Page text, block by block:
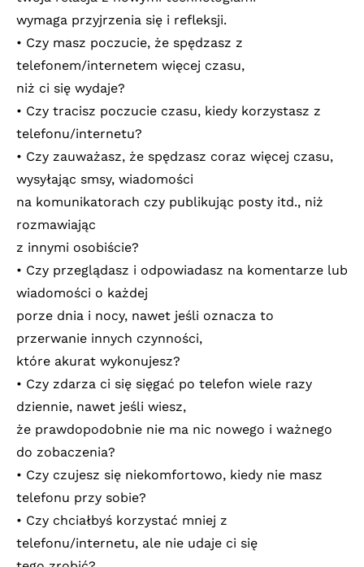
wymaga przyjrzenia się i refleksji.
• Czy masz poczucie, że spędzasz z
telefonem/internetem więcej czasu,
niż ci się wydaje?
• Czy tracisz poczucie czasu, kiedy korzystasz z
telefonu/internetu?
• Czy zauważasz, że spędzasz coraz więcej czasu,
wysyłając smsy, wiadomości
na komunikatorach czy publikując posty itd., niż
rozmawiając
z innymi osobiście?
• Czy przeglądasz i odpowiadasz na komentarze lub
wiadomości o każdej
porze dnia i nocy, nawet jeśli oznacza to
przerwanie innych czynności,
które akurat wykonujesz?
• Czy zdarza ci się sięgać po telefon wiele razy
dziennie, nawet jeśli wiesz,
że prawdopodobnie nie ma nic nowego i ważnego
do zobaczenia?
• Czy czujesz się niekomfortowo, kiedy nie masz
telefonu przy sobie?
• Czy chciałbyś korzystać mniej z
telefonu/internetu, ale nie udaje ci się